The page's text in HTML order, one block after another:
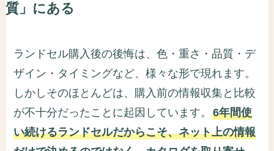
質」にある
ランドセル購入後の後悔は、色・重さ・品質・デ
ザイン・タイミングなど、様々な形で現れます。
しかしそのほとんどは、購入前の情報収集と比較
が不十分だったことに起因しています。6年間使
い続けるランドセルだからこそ、ネット上の情報